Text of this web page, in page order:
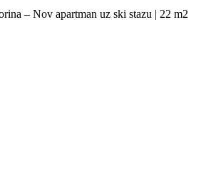
– Nov apartman uz ski stazu | 22 m2